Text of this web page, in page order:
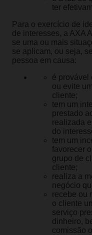
ter
Para o exercício de
de interesses, a AXA
se uma ou mais
se aplicam, ou seja,
pessoa em causa:
é provável
ou evite
cliente;
tem um
prestado
realizada
do
tem um
favorecer
grupo de
cliente;
realiza a
negócio
recebe ou
o cliente
serviço
dinheiro,
comissão